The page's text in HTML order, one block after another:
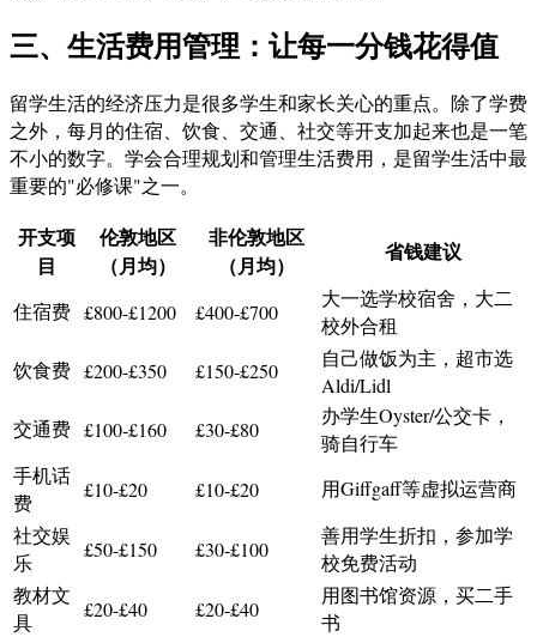
三、生活费用管理：让每一分钱花得值
留学生活的经济压力是很多学生和家长关心的重点。除了学费
之外，每月的住宿、饮食、交通、社交等开支加起来也是一笔
不小的数字。学会合理规划和管理生活费用，是留学生活中最
重要的"必修课"之一。
开支项
目
伦敦地区
（月均）
非伦敦地区
（月均）
省钱建议
住宿费 £800-£1200 £400-£700
大一选学校宿舍，大二
校外合租
饮食费 £200-£350 £150-£250
自己做饭为主，超市选
Aldi/Lidl
交通费 £100-£160 £30-£80
办学生Oyster/公交卡，
骑自行车
手机话
费
£10-£20 £10-£20
用Giffgaff等虚拟运营商
社交娱
乐
£50-£150 £30-£100
善用学生折扣，参加学
校免费活动
教材文
具
£20-£40 £20-£40
用图书馆资源，买二手
书